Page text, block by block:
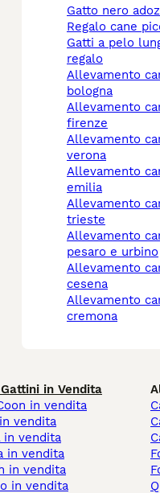
gatto nero
regalo cane
gatti a pelo lungo
regalo
allevamento cani
bologna
allevamento cani
firenze
allevamento cani
verona
allevamento cani reggio
emilia
allevamento cani
trieste
allevamento cani
pesaro e urbino
allevamento cani forlì-
cesena
allevamento cani
cremona
in Vendita
in vendita
vendita
in vendita
in vendita
in vendita
in vendita